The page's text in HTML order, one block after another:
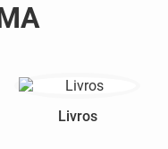
Livros